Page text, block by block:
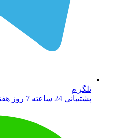
تلگرام
پشتیبانی 24 ساعته 7 روز هفته